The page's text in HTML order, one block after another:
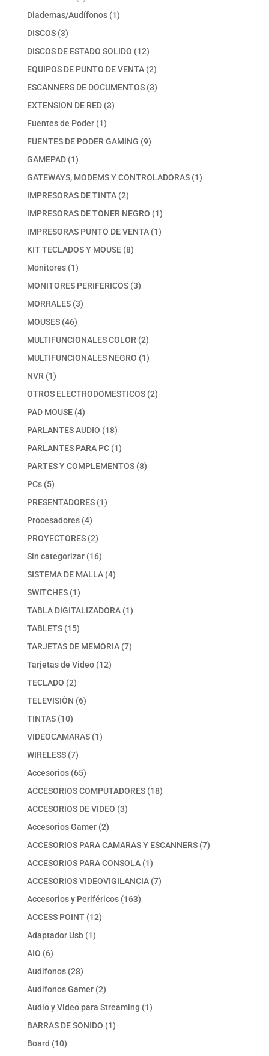
productos
Diademas/Audífonos 11
DISCOS 33
productos
DISCOS DE ESTADO SOLIDO 1212
productos
EQUIPOS DE PUNTO DE VENTA 22
productos
ESCANNERS DE DOCUMENTOS 33
EXTENSION DE RED 33
Fuentes de Poder 11
producto
FUENTES DE PODER GAMING 99
GAMEPAD 11
producto
GATEWAYS, MODEMS Y CONTROLADORAS 11
IMPRESORAS DE TINTA 22
productos
IMPRESORAS DE TONER NEGRO 11
producto
IMPRESORAS PUNTO DE VENTA 11
KIT TECLADOS Y MOUSE 88
Monitores 11
producto
MONITORES PERIFERICOS 33
MORRALES 33
MOUSES 4646
productos
MULTIFUNCIONALES COLOR 22
productos
MULTIFUNCIONALES NEGRO 11
NVR 11
producto
OTROS ELECTRODOMESTICOS 22
PAD MOUSE 44
productos
PARLANTES AUDIO 1818
productos
PARLANTES PARA PC 11
producto
PARTES Y COMPLEMENTOS 88
PCs 55
productos
PRESENTADORES 11
Procesadores 44
productos
PROYECTORES 22
productos
Sin categorizar 1616
productos
SISTEMA DE MALLA 44
SWITCHES 11
producto
TABLA DIGITALIZADORA 11
TABLETS 1515
productos
TARJETAS DE MEMORIA 77
Tarjetas de Video 1212
TECLADO 22
productos
TELEVISIÓN 66
TINTAS 1010
productos
VIDEOCAMARAS 11
WIRELESS 77
productos
Accesorios 6565
productos
ACCESORIOS COMPUTADORES 1818
ACCESORIOS DE VIDEO 33
Accesorios Gamer 22
productos
ACCESORIOS PARA CAMARAS Y ESCANNERS 77
ACCESORIOS PARA CONSOLA 11
producto
ACCESORIOS VIDEOVIGILANCIA 77
Accesorios y Periféricos 163163
ACCESS POINT 1212
Adaptador Usb 11
AIO 66
productos
Audifonos 2828
productos
Audifonos Gamer 22
productos
Audio y Video para Streaming 11
BARRAS DE SONIDO 11
Board 1010